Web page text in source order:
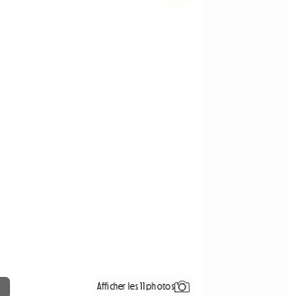
Afficher les 11 photos